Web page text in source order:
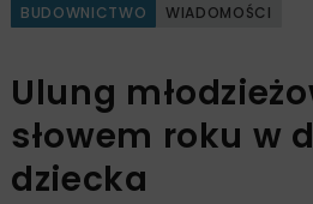
BUDOWNICTWO WIADOMOŚCI
Ulung
słowem roku w
dziecka